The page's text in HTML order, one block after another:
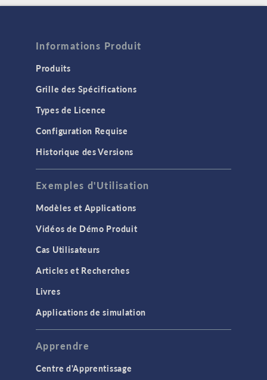
Informations Produit
Produits
Grille des Spécifications
Types de Licence
Configuration Requise
Historique des Versions
Exemples d'Utilisation
Modèles et Applications
Vidéos de Démo Produit
Cas Utilisateurs
Articles et Recherches
Livres
Applications de simulation
Apprendre
Centre d'Apprentissage